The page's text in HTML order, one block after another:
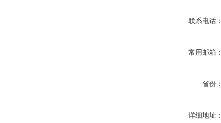
联系电话
常用邮箱
省份
详细地址